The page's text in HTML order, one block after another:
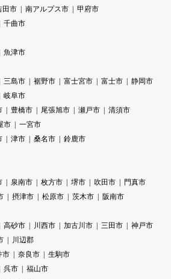
田市 南アルプス市
甲府市
千曲市
魚津市
三島市 裾野市 富士宮市 富士市
静岡市
岐阜市
豊橋市 尾張旭市 瀬戸市
清須市
市
一宮市
津市 桑名市
鈴鹿市
泉南市 枚方市 堺市 吹田市
門真市
摂津市 松原市 茨木市
阪南市
高砂市 川西市 加古川市 三田市
神戸市
川辺郡
市 奈良市
生駒市
呉市
福山市